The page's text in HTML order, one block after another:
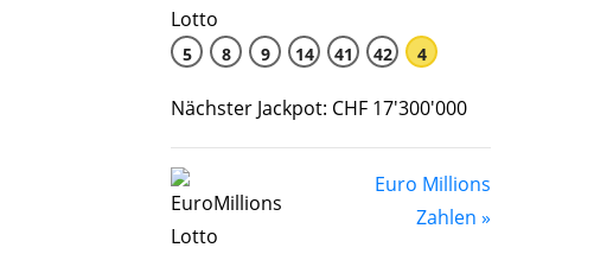
5 8 9 14 41 42 4
Nächster Jackpot: CHF 17'300'000
Euro Millions
Zahlen »